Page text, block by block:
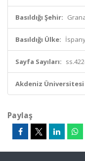
Basıldığı Şehir:
Basıldığı Ülke:
Sayfa Sayıları:
Akdeniz Üniversitesi
Paylaş